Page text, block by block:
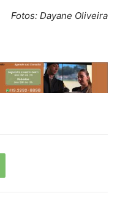
Fotos: Dayane Oliveira